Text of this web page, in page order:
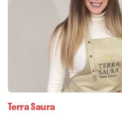
Terra Saura